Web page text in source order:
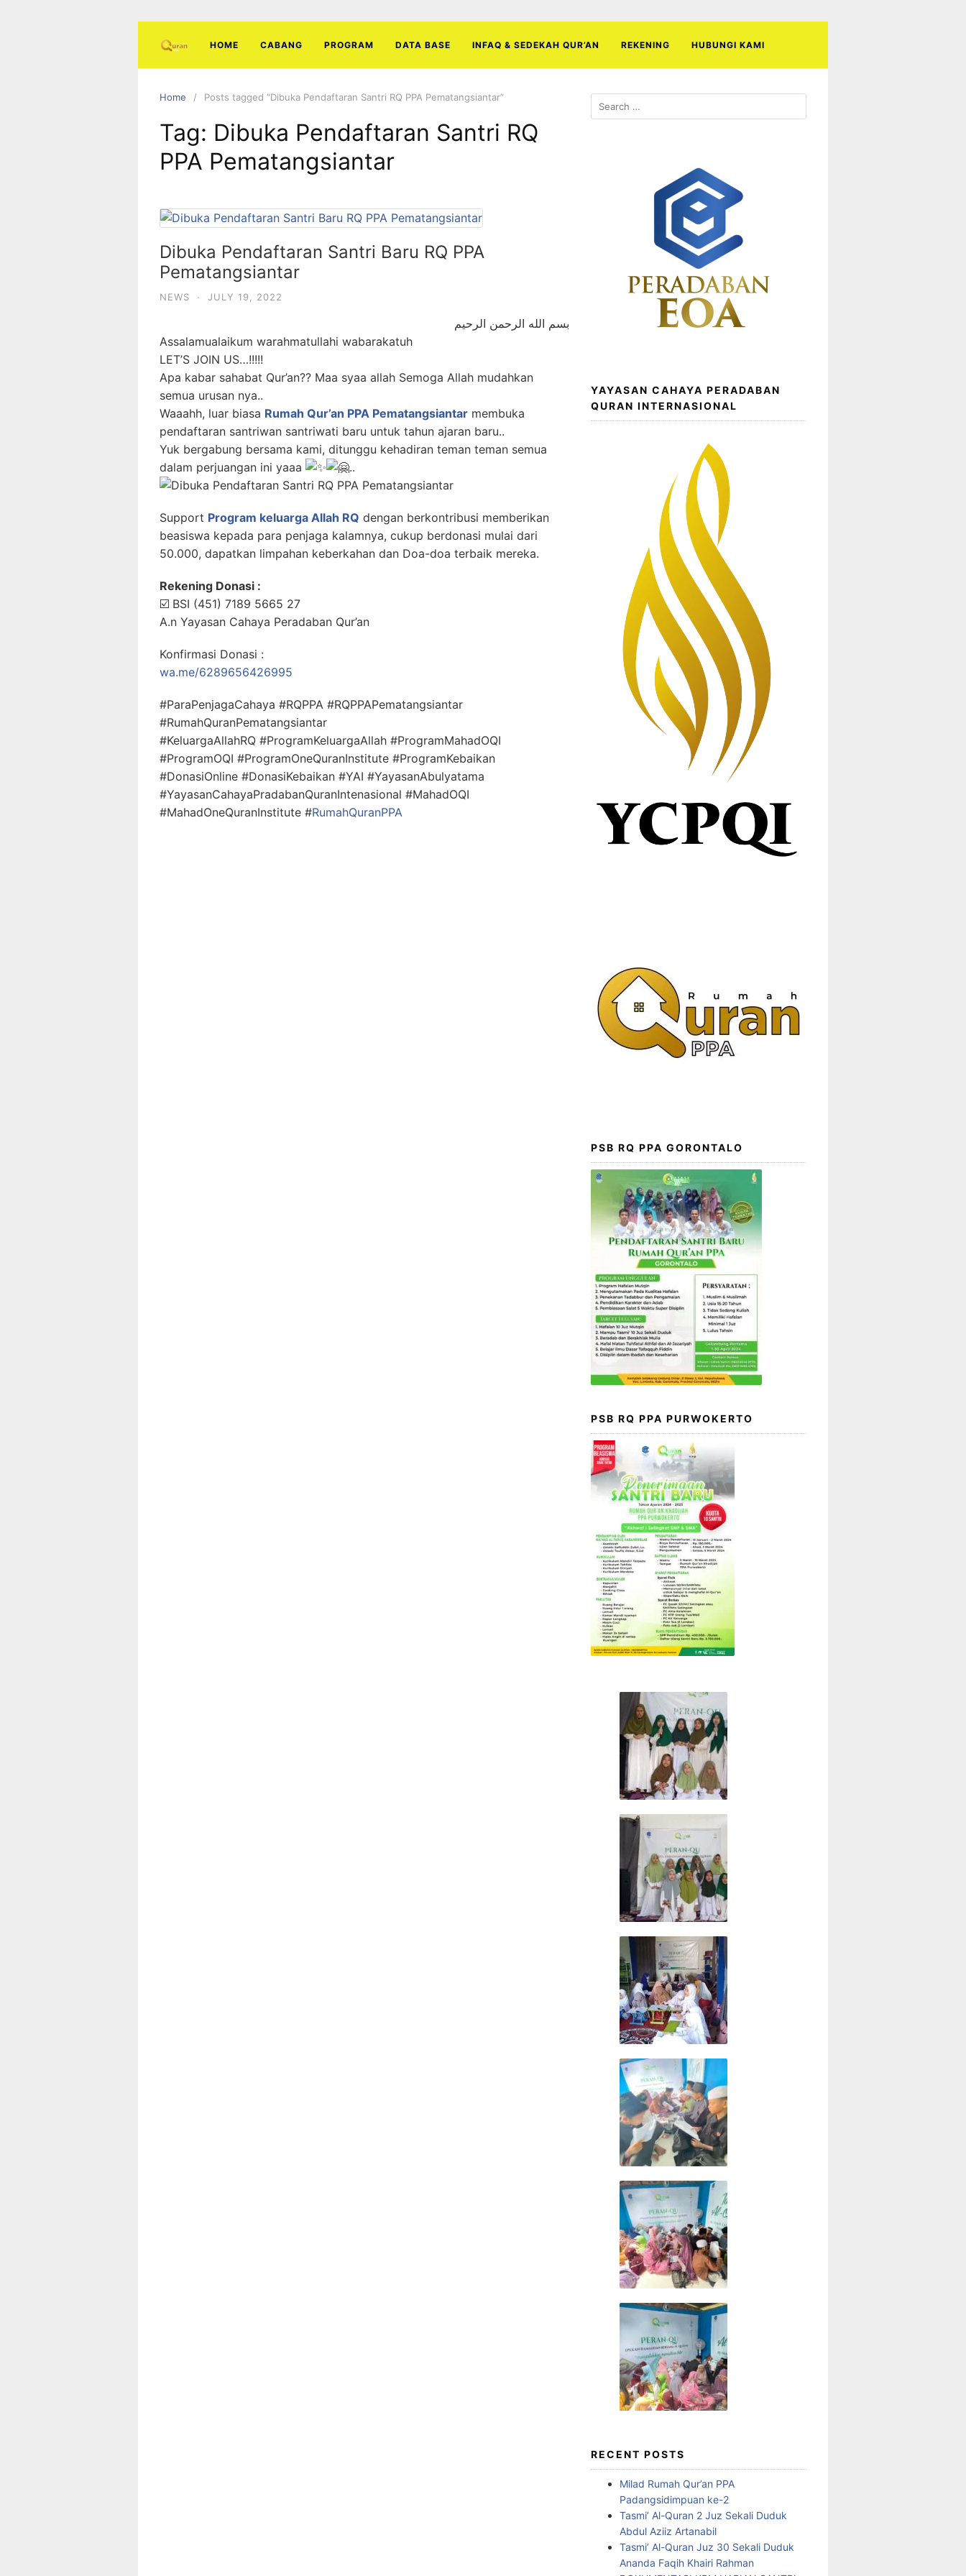
HOME CABANG PROGRAM DATA BASE INFAQ & SEDEKAH QUR’AN REKENING HUBUNGI KAMI
Home Posts tagged “Dibuka Pendaftaran Santri RQ PPA Pematangsiantar”
Tag: Dibuka Pendaftaran Santri RQ
PPA Pematangsiantar
Dibuka Pendaftaran Santri Baru RQ PPA
Pematangsiantar
NEWS · JULY 19, 2022
بسم الله الرحمن الرحيم
Assalamualaikum warahmatullahi wabarakatuh
LET’S JOIN US…!!!!!
Apa kabar sahabat Qur’an?? Maa syaa allah Semoga Allah mudahkan
semua urusan nya..
Waaahh, luar biasa Rumah Qur’an PPA Pematangsiantar membuka
pendaftaran santriwan santriwati baru untuk tahun ajaran baru..
Yuk bergabung bersama kami, ditunggu kehadiran teman teman semua
dalam perjuangan ini yaaa
..
Support Program keluarga Allah RQ dengan berkontribusi memberikan
beasiswa kepada para penjaga kalamnya, cukup berdonasi mulai dari
50.000, dapatkan limpahan keberkahan dan Doa-doa terbaik mereka.
Rekening Donasi :
☑️ BSI (451) 7189 5665 27
A.n Yayasan Cahaya Peradaban Qur’an
Konfirmasi Donasi :
wa.me/6289656426995
#ParaPenjagaCahaya #RQPPA #RQPPAPematangsiantar
#RumahQuranPematangsiantar
#KeluargaAllahRQ #ProgramKeluargaAllah #ProgramMahadOQI
#ProgramOQI #ProgramOneQuranInstitute #ProgramKebaikan
#DonasiOnline #DonasiKebaikan #YAI #YayasanAbulyatama
#YayasanCahayaPradabanQuranIntenasional #MahadOQI
#MahadOneQuranInstitute #RumahQuranPPA
Search
for:
YAYASAN CAHAYA PERADABAN
QURAN INTERNASIONAL
PSB RQ PPA GORONTALO
PSB RQ PPA PURWOKERTO
RECENT POSTS
Milad Rumah Qur’an PPA
Padangsidimpuan ke-2
Tasmi’ Al-Quran 2 Juz Sekali Duduk
Abdul Aziiz Artanabil
Tasmi’ Al-Quran Juz 30 Sekali Duduk
Ananda Faqih Khairi Rahman